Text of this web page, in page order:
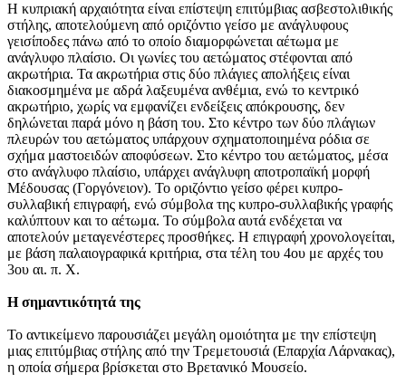
Η κυπριακή αρχαιότητα είναι επίστεψη επιτύμβιας ασβεστολιθικής
στήλης, αποτελούμενη από οριζόντιο γείσο με ανάγλυφους
γεισίποδες πάνω από το οποίο διαμορφώνεται αέτωμα με
ανάγλυφο πλαίσιο. Οι γωνίες του αετώματος στέφονται από
ακρωτήρια. Τα ακρωτήρια στις δύο πλάγιες απολήξεις είναι
διακοσμημένα με αδρά λαξευμένα ανθέμια, ενώ το κεντρικό
ακρωτήριο, χωρίς να εμφανίζει ενδείξεις απόκρουσης, δεν
δηλώνεται παρά μόνο η βάση του. Στο κέντρο των δύο πλάγιων
πλευρών του αετώματος υπάρχουν σχηματοποιημένα ρόδια σε
σχήμα μαστοειδών αποφύσεων. Στο κέντρο του αετώματος, μέσα
στο ανάγλυφο πλαίσιο, υπάρχει ανάγλυφη αποτροπαϊκή μορφή
Μέδουσας (Γοργόνειον). Το οριζόντιο γείσο φέρει κυπρο-
συλλαβική επιγραφή, ενώ σύμβολα της κυπρο-συλλαβικής γραφής
καλύπτουν και το αέτωμα. Το σύμβολα αυτά ενδέχεται να
αποτελούν μεταγενέστερες προσθήκες. Η επιγραφή χρονολογείται,
με βάση παλαιογραφικά κριτήρια, στα τέλη του 4ου με αρχές του
3ου αι. π. Χ.
Η σημαντικότητά της
Το αντικείμενο παρουσιάζει μεγάλη ομοιότητα με την επίστεψη
μιας επιτύμβιας στήλης από την Τρεμετουσιά (Επαρχία Λάρνακας),
η οποία σήμερα βρίσκεται στο Βρετανικό Μουσείο.